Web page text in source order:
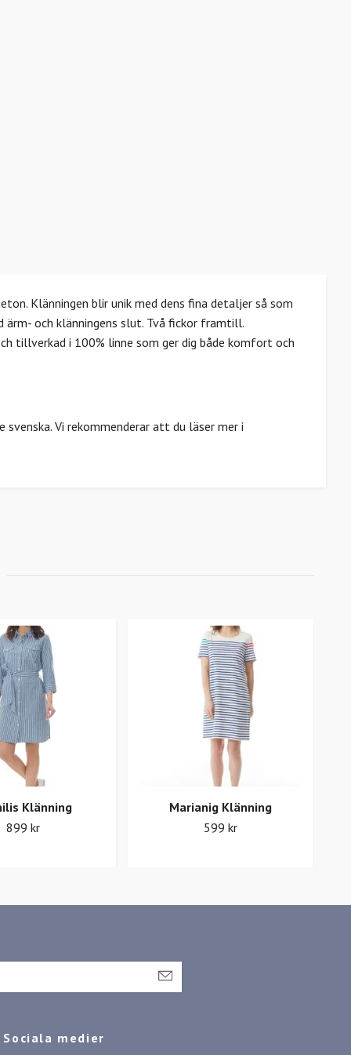
Klänningen blir unik med dens fina detaljer så som
ärm- och klänningens slut. Två fickor framtill.
tillverkad i 100% linne som ger dig både komfort och
Vi rekommenderar att du läser mer i
Klänning
899 kr
Marianig Klänning
599 kr
Sociala medier